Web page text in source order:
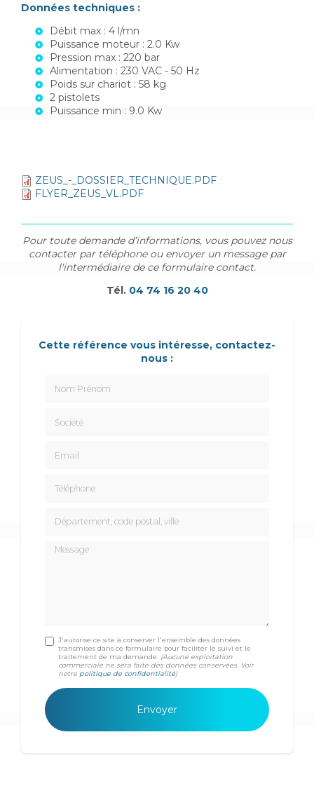
Pour toute demande d’informations, vous pouvez nous
contacter par téléphone ou envoyer un message par
l'intermédiaire de ce formulaire contact.
Tél. 04 74 16 20 40
Données techniques :
Débit max : 4 l/mn
Puissance moteur : 2.0 Kw
Pression max : 220 bar
Alimentation : 230 VAC - 50 Hz
Poids sur chariot : 58 kg
2 pistolets
Puissance min : 9.0 Kw
ZEUS_-_DOSSIER_TECHNIQUE.PDF
FLYER_ZEUS_VL.PDF
Cette référence vous intéresse, contactez-
nous :
Message
J'autorise ce site à conserver l'ensemble des données
transmises dans ce formulaire pour faciliter le suivi et le
traitement de ma demande.
(Aucune exploitation
commerciale ne sera faite des données conservées. Voir
notre politique de confidentialité)